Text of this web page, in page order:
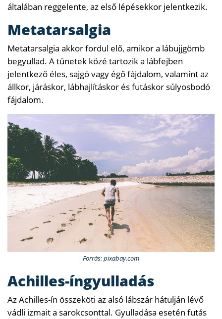
általában reggelente, az első lépésekkor jelentkezik.
Metatarsalgia
Metatarsalgia akkor fordul elő, amikor a lábujjgömb
begyullad. A tünetek közé tartozik a lábfejben
jelentkező éles, sajgó vagy égő fájdalom, valamint az
állkor, járáskor, lábhajlításkor és futáskor súlyosbodó
fájdalom.
Forrás: pixabay.com
Achilles-íngyulladás
Az Achilles-ín összeköti az alsó lábszár hátulján lévő
vádli izmait a sarokcsonttal. Gyulladása esetén futás